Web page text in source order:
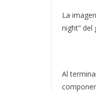
La
night” del
Al